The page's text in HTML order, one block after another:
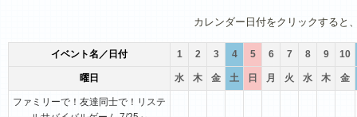
カレンダー日付をクリックすると
イベント名／日付 1 2 3 4 5 6 7 8 9 10
曜日 水 木 金 土 日 月 火 水 木 金
ファミリーで！友達同士で！リステ